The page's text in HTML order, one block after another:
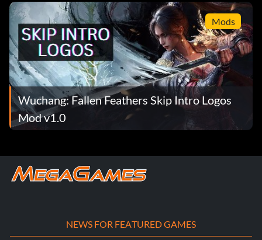
Mods
Wuchang: Fallen Feathers Skip Intro Logos
Mod v1.0
NEWS FOR FEATURED GAMES